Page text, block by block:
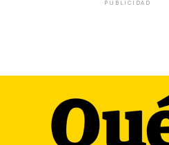
PUBLICIDAD